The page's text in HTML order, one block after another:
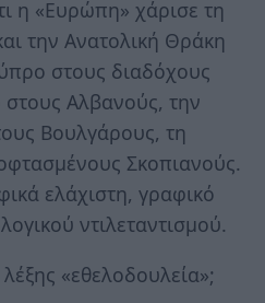
η «Ευρώπη» χάρισε τη
την Ανατολική Θράκη
στους διαδόχους
Αλβανούς, την
Βουλγάρους, τη
Σκοπιανούς.
ελάχιστη, γραφικό
ντιλεταντισμού.
«εθελοδουλεία»;